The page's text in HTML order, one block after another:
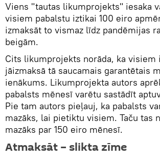
Viens "tautas likumprojekts" iesaka
visiem pabalstu iztikai 100 eiro
izmaksāt to vismaz līdz pandēmijas
beigām.
Cits likumprojekts norāda, ka visiem
jāizmaksā tā saucamais garantētais
ienākums. Likumprojekta autors
pabalsts mēnesī varētu sastādīt
Pie tam autors pieļauj, ka pabalsts
mazāks, lai pietiktu visiem. Taču tas
mazāks par 150 eiro mēnesī.
Atmaksāt – slikta zīme